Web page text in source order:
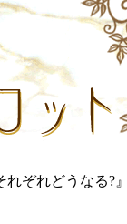
れぞれどうなる?